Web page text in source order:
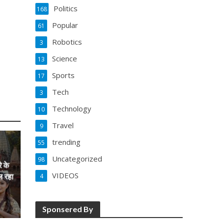
के
रहा
Politics
168
Popular
61
Robotics
3
Science
13
Sports
17
Tech
3
Technology
10
Travel
9
trending
55
Uncategorized
98
VIDEOS
4
Sponsered By